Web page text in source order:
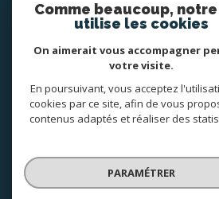
ADHÉRONS
© 2026 | TOUS DROITS RÉSERVÉS |
PLAN DU SITE MENTIONS
POLITIQUE RGPD
Comme beaucoup,
utilise les cookies
On aimerait vous accompagner
votre visite.
En poursuivant, vous acceptez
cookies par ce site, afin de vous
contenus adaptés et réaliser des
PARAMÉTRER